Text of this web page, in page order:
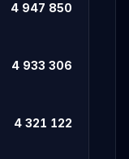
4 947 850
4 933 306
4 321 122